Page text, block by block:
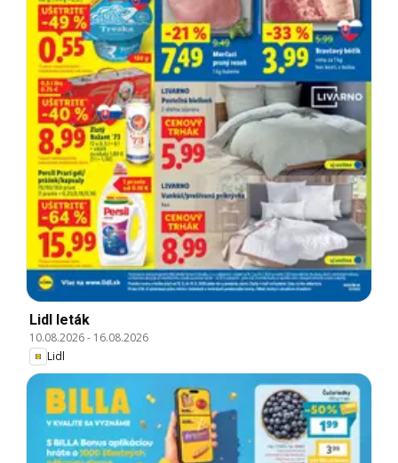
Lidl leták
10.08.2026- 16.08.2026
Lidl